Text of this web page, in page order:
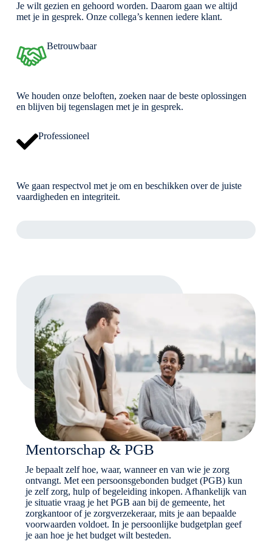
Je wilt gezien en gehoord worden. Daarom gaan we altijd
met je in gesprek. Onze collega’s kennen iedere klant.
Betrouwbaar
We houden onze beloften, zoeken naar de beste oplossingen
en blijven bij tegenslagen met je in gesprek.
Professioneel
We gaan respectvol met je om en beschikken over de juiste
vaardigheden en integriteit.
Mentorschap & PGB
Je bepaalt zelf hoe, waar, wanneer en van wie je zorg
ontvangt. Met een persoonsgebonden budget (PGB) kun
je zelf zorg, hulp of begeleiding inkopen. Afhankelijk van
je situatie vraag je het PGB aan bij de gemeente, het
zorgkantoor of je zorgverzekeraar, mits je aan bepaalde
voorwaarden voldoet. In je persoonlijke budgetplan geef
je aan hoe je het budget wilt besteden.